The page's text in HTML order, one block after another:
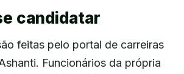
candidatar
feitas pelo portal de carreiras
Funcionários da própria